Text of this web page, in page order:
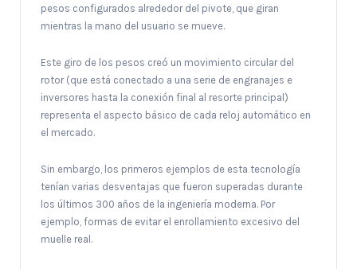
pesos configurados alrededor del pivote, que giran
mientras la mano del usuario se mueve.
Este giro de los pesos creó un movimiento circular del
rotor (que está conectado a una serie de engranajes e
inversores hasta la conexión final al resorte principal)
representa el aspecto básico de cada reloj automático en
el mercado.
Sin embargo, los primeros ejemplos de esta tecnología
tenían varias desventajas que fueron superadas durante
los últimos 300 años de la ingeniería moderna. Por
ejemplo, formas de evitar el enrollamiento excesivo del
muelle real.